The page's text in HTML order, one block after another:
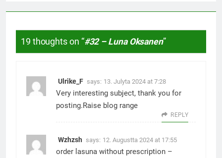
19 thoughts on “#32 – Luna Oksanen”
Ulrike_F says: 13. Julyta 2024 at 7:28
Very interesting subject, thank you for
posting.Raise blog range
REPLY
Wzhzsh says: 12. Augustta 2024 at 17:55
order lasuna without prescription –